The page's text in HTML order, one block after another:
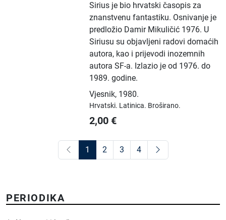
Sirius je bio hrvatski časopis za
znanstvenu fantastiku. Osnivanje je
predložio Damir Mikuličić 1976. U
Siriusu su objavljeni radovi domaćih
autora, kao i prijevodi inozemnih
autora SF-a. Izlazio je od 1976. do
1989. godine.
Vjesnik, 1980.
Hrvatski. Latinica. Broširano.
2,00 €
1 2 3 4
PERIODIKA